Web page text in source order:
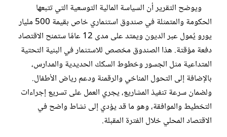
ويوضح التقرير أن السياسة المالية التوسعية التي تتبعها
الحكومة والمتمثلة في صندوق استثماري خاص بقيمة 500 مليار
يورو يُمول عبر الديون ويمتد على مدى 12 عامًا ستمنح الاقتصاد
دفعة مؤقتة. هذا الصندوق مخصص للاستثمار في البنية التحتية
المتداعية مثل الجسور وخطوط السكك الحديدية والمدارس،
بالإضافة إلى التحول المناخي والرقمنة ودعم رياض الأطفال.
ولضمان سرعة تنفيذ المشاريع، يجري العمل على تسريع إجراءات
التخطيط والموافقة، وهو ما قد يؤدي إلى نشاط واضح في
الاقتصاد المحلي خلال الفترة المقبلة.